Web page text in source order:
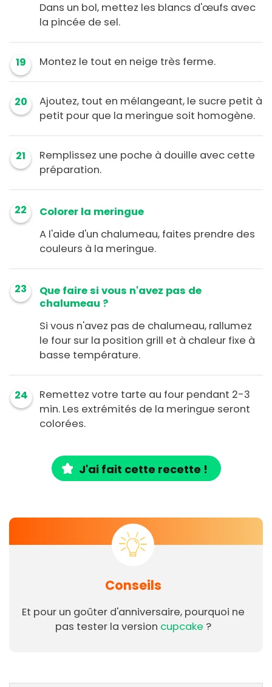
Dans un bol, mettez les blancs d'œufs avec
la pincée de sel.
19 Montez le tout en neige très ferme.
20
Ajoutez, tout en mélangeant, le sucre petit à
petit pour que la meringue soit homogène.
21
Remplissez une poche à douille avec cette
préparation.
22
Colorer la meringue
A l'aide d'un chalumeau, faites prendre des
couleurs à la meringue.
23
Que faire si vous n'avez pas de
chalumeau ?
Si vous n'avez pas de chalumeau, rallumez
le four sur la position grill et à chaleur fixe à
basse température.
24
Remettez votre tarte au four pendant 2-3
min. Les extrémités de la meringue seront
colorées.
J'ai fait cette recette !
Conseils
Et pour un goûter d'anniversaire, pourquoi ne
pas tester la version cupcake ?